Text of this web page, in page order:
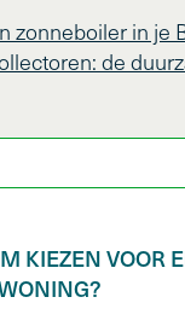
zonneboiler in je
de
KIEZEN VOOR